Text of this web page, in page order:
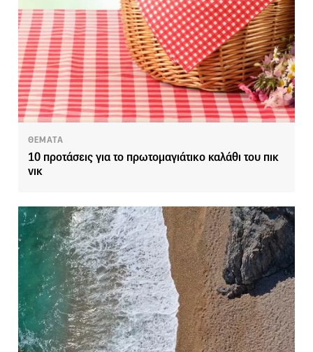
ΘΕΜΑΤΑ
10 προτάσεις για το πρωτομαγιάτικο καλάθι του πικ
νικ